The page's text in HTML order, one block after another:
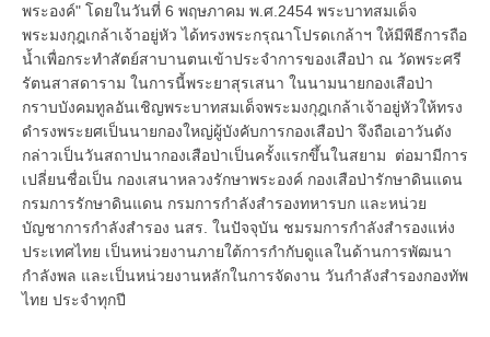
พระองค์" โดยในวันที่ 6 พฤษภาคม พ.ศ.2454 พระบาทสมเด็จ
พระมงกุฎเกล้าเจ้าอยู่หัว ได้ทรงพระกรุณาโปรดเกล้าฯ ให้มีพีธีการถือ
น้ำเพื่อกระทำสัตย์สาบานตนเข้าประจำการของเสือป่า ณ วัดพระศรี
รัตนสาสดาราม ในการนี้พระยาสุรเสนา ในนามนายกองเสือป่า
กราบบังคมทูลอันเชิญพระบาทสมเด็จพระมงกุฎเกล้าเจ้าอยู่หัวให้ทรง
ดำรงพระยศเป็นนายกองใหญ่ผู้บังคับการกองเสือป่า จึงถือเอาวันดัง
กล่าวเป็นวันสถาปนากองเสือป่าเป็นครั้งแรกขึ้นในสยาม ต่อมามีการ
เปลี่ยนชื่อเป็น กองเสนาหลวงรักษาพระองค์ กองเสือป่ารักษาดินแดน
กรมการรักษาดินแดน กรมการกำลังสำรองทหารบก และหน่วย
บัญชาการกำลังสำรอง นสร. ในปัจจุบัน ชมรมการกำลังสำรองแห่ง
ประเทศไทย เป็นหน่วยงานภายใต้การกำกับดูแลในด้านการพัฒนา
กำลังพล และเป็นหน่วยงานหลักในการจัดงาน วันกำลังสำรองกองทัพ
ไทย ประจำทุกปี